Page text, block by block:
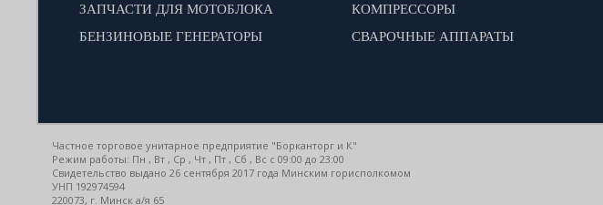
ЗАПЧАСТИ ДЛЯ МОТОБЛОКА
КОМПРЕССОРЫ
БЕНЗИНОВЫЕ ГЕНЕРАТОРЫ
СВАРОЧНЫЕ АППАРАТЫ
Частное торговое унитарное предприятие "Борканторг и К"
Режим работы: Пн , Вт , Ср , Чт , Пт , Сб , Вс c 09:00 до 23:00
Свидетельство выдано 26 сентября 2017 года Минским горисполкомом
УНП 192974594
220073, г. Минск а/я 65